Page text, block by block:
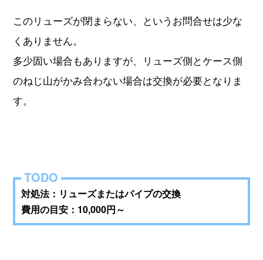
このリューズが閉まらない、というお問合せは少な
くありません。
多少固い場合もありますが、リューズ側とケース側
のねじ山がかみ合わない場合は交換が必要となりま
す。
対処法：リューズまたはパイプの交換
費用の目安：10,000円～